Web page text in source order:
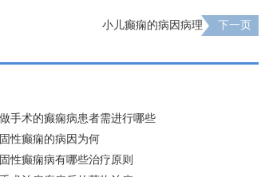
小儿癫痫的病因病理 下一页
手术的癫痫病患者需进行哪些
性癫痫的病因为何
性癫痫病有哪些治疗原则